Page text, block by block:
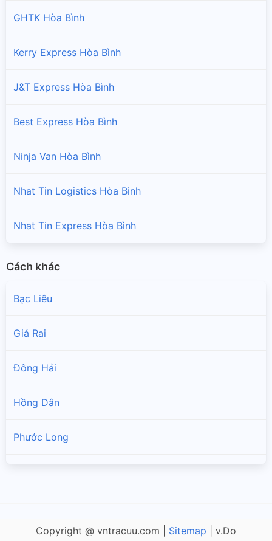
GHTK Hòa Bình
Kerry Express Hòa Bình
J&T Express Hòa Bình
Best Express Hòa Bình
Ninja Van Hòa Bình
Nhat Tin Logistics Hòa Bình
Nhat Tin Express Hòa Bình
Cách khác
Bạc Liêu
Giá Rai
Đông Hải
Hồng Dân
Phước Long
Copyright @ vntracuu.com | Sitemap | v.Do